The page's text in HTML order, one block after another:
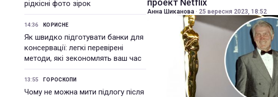
рідкісні фото зірок
14:36 КОРИСНЕ
Як швидко підготувати банки для
консервації: легкі перевірені
методи, які зекономлять ваш час
13:55 ГОРОСКОПИ
Чому не можна мити підлогу після
проект Netflix
Анна Шиканова · 25 вересня 2023, 18:52